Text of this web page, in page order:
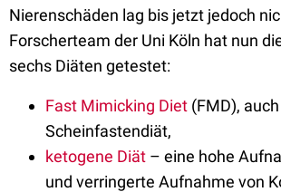
Nierenschäden lag bis jetzt jedoch
Forscherteam der Uni Köln hat nun
sechs Diäten getestet:
Fast Mimicking Diet (FMD),
Scheinfastendiät,
ketogene Diät – eine hohe
und verringerte Aufnahme von